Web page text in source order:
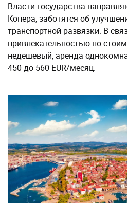
Власти государства
Копера, заботятся об
транспортной развязки. В
привлекательностью по
недешевый, аренда
450 до 560 EUR/месяц.